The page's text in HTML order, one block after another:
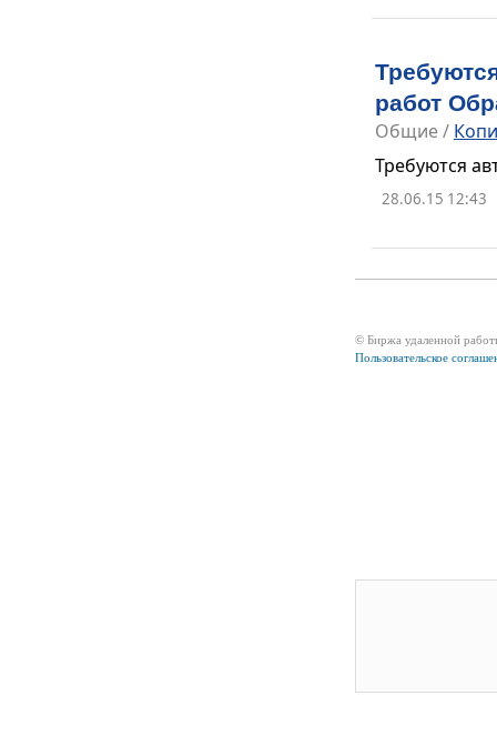
работ
Общие/
Требуются
28.06.15 12:43
© Биржа удаленной
Пользовательское